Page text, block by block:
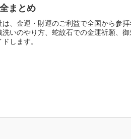
まとめ
、金運・財運のご利益で全国から参
いのやり方、蛇紋石での金運祈願、
します。